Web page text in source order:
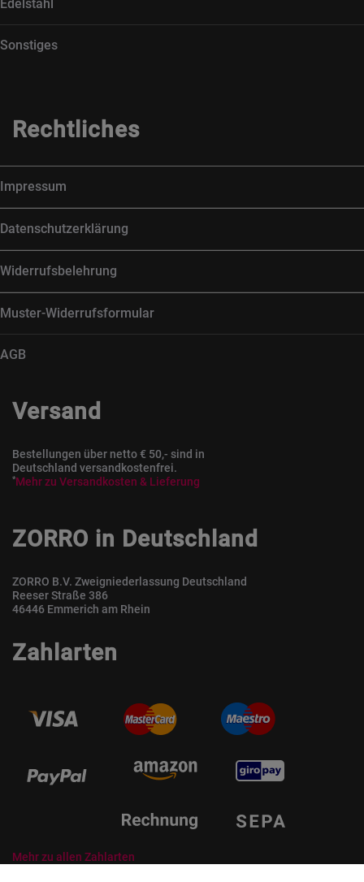
Edelstahl
Sonstiges
Rechtliches
Impressum
Datenschutzerklärung
Widerrufsbelehrung
Muster-Widerrufsformular
AGB
Versand
Bestellungen über netto € 50,- sind in
Deutschland versandkostenfrei.
*Mehr zu Versandkosten & Lieferung
ZORRO in Deutschland
ZORRO B.V. Zweigniederlassung Deutschland
Reeser Straße 386
46446 Emmerich am Rhein
Zahlarten
Mehr zu allen Zahlarten